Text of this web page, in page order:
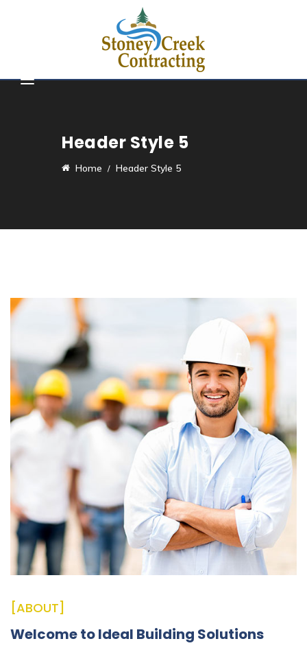
Header Style 5
Home Header Style 5
[ABOUT]
Welcome to Ideal Building Solutions